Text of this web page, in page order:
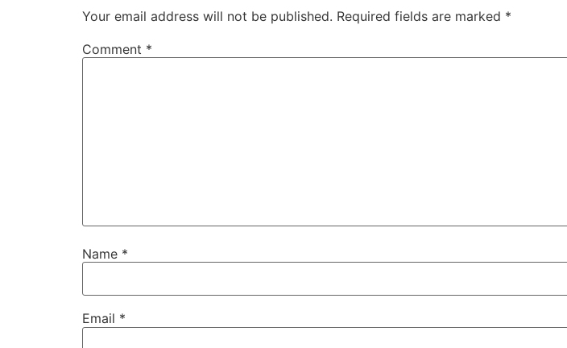
Your email address will not be published. Required fields are marked *
Comment *
Name *
Email *